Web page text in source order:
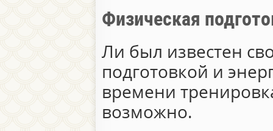
Физическая
Ли был известен
подготовкой и
времени
возможно.